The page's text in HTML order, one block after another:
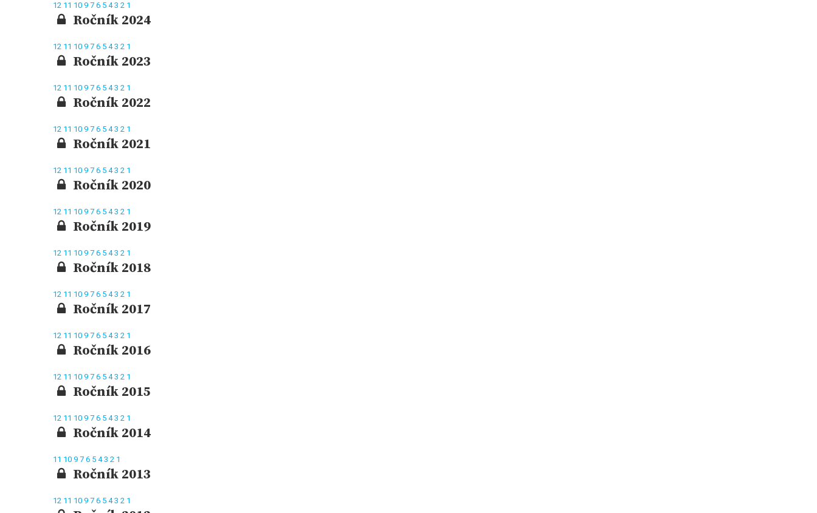
12 11 10 9 7 6 5 43 2 1
Ročník 2024
12 11 10 9 7 6 5 43 2 1
Ročník 2023
12 11 10 9 7 6 5 43 2 1
Ročník 2022
12 11 10 9 7 6 5 43 2 1
Ročník 2021
12 11 10 9 7 6 5 43 2 1
Ročník 2020
12 11 10 9 7 6 5 43 2 1
Ročník 2019
12 11 10 9 7 6 5 43 2 1
Ročník 2018
12 11 10 9 7 6 5 43 2 1
Ročník 2017
12 11 10 9 7 6 5 43 2 1
Ročník 2016
12 11 10 9 7 6 5 43 2 1
Ročník 2015
12 11 10 9 7 6 5 43 2 1
Ročník 2014
11 10 9 7 6 5 43 2 1
Ročník 2013
12 11 10 9 7 6 5 43 2 1